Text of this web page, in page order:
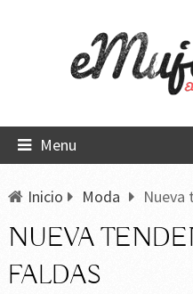
Menu
Inicio Moda Nueva
NUEVA
FALDAS